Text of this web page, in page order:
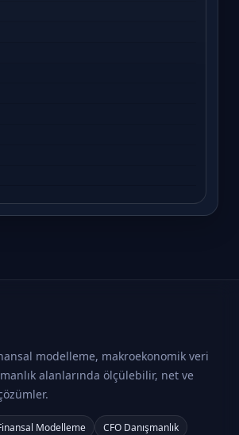
modelleme, makroekonomik veri
alanlarında ölçülebilir, net ve
Modelleme
CFO Danışmanlık